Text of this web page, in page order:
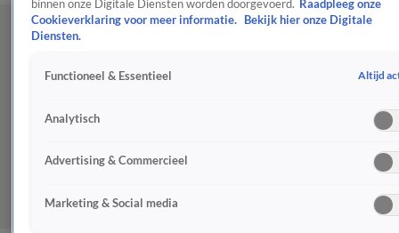
binnen onze Digitale Diensten worden doorgevoerd. Raadpleeg onze
Cookieverklaring voor meer informatie.
Bekijk hier onze Digitale
Diensten.
Functioneel & Essentieel Altijd
Analytisch
Advertising & Commercieel
Marketing & Social media